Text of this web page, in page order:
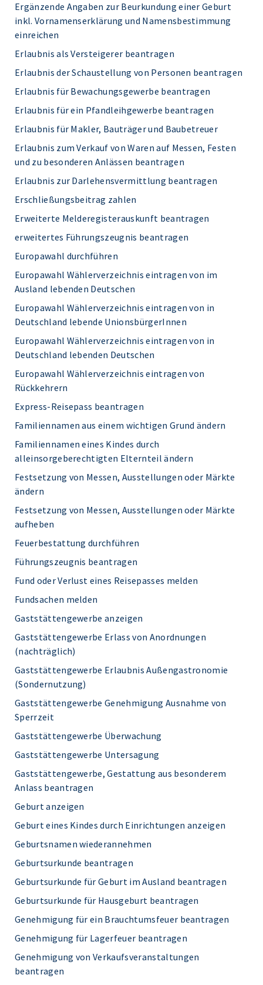
Ergänzende Angaben zur Beurkundung einer Geburt
inkl. Vornamenserklärung und Namensbestimmung
einreichen
Erlaubnis als Versteigerer beantragen
Erlaubnis der Schaustellung von Personen beantragen
Erlaubnis für Bewachungsgewerbe beantragen
Erlaubnis für ein Pfandleihgewerbe beantragen
Erlaubnis für Makler, Bauträger und Baubetreuer
Erlaubnis zum Verkauf von Waren auf Messen, Festen
und zu besonderen Anlässen beantragen
Erlaubnis zur Darlehensvermittlung beantragen
Erschließungsbeitrag zahlen
Erweiterte Melderegisterauskunft beantragen
erweitertes Führungszeugnis beantragen
Europawahl durchführen
Europawahl Wählerverzeichnis eintragen von im
Ausland lebenden Deutschen
Europawahl Wählerverzeichnis eintragen von in
Deutschland lebende UnionsbürgerInnen
Europawahl Wählerverzeichnis eintragen von in
Deutschland lebenden Deutschen
Europawahl Wählerverzeichnis eintragen von
Rückkehrern
Express-Reisepass beantragen
Familiennamen aus einem wichtigen Grund ändern
Familiennamen eines Kindes durch
alleinsorgeberechtigten Elternteil ändern
Festsetzung von Messen, Ausstellungen oder Märkte
ändern
Festsetzung von Messen, Ausstellungen oder Märkte
aufheben
Feuerbestattung durchführen
Führungszeugnis beantragen
Fund oder Verlust eines Reisepasses melden
Fundsachen melden
Gaststättengewerbe anzeigen
Gaststättengewerbe Erlass von Anordnungen
(nachträglich)
Gaststättengewerbe Erlaubnis Außengastronomie
(Sondernutzung)
Gaststättengewerbe Genehmigung Ausnahme von
Sperrzeit
Gaststättengewerbe Überwachung
Gaststättengewerbe Untersagung
Gaststättengewerbe, Gestattung aus besonderem
Anlass beantragen
Geburt anzeigen
Geburt eines Kindes durch Einrichtungen anzeigen
Geburtsnamen wiederannehmen
Geburtsurkunde beantragen
Geburtsurkunde für Geburt im Ausland beantragen
Geburtsurkunde für Hausgeburt beantragen
Genehmigung für ein Brauchtumsfeuer beantragen
Genehmigung für Lagerfeuer beantragen
Genehmigung von Verkaufsveranstaltungen
beantragen